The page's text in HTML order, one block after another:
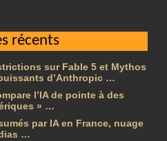
récents
sur Fable 5 et Mythos
d’Anthropic …
l’IA de pointe à des
» …
par IA en France, nuage
…